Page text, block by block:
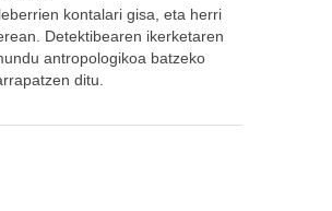
kontalari gisa, eta herri
Detektibearen ikerketaren
antropologikoa batzeko
ditu.